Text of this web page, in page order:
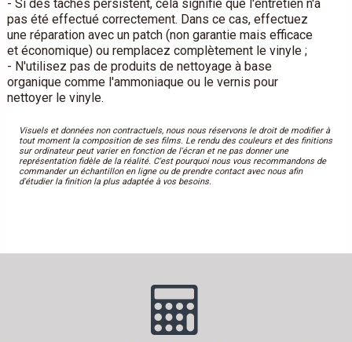
- Si des taches persistent, cela signifie que l'entretien n'a
pas été effectué correctement. Dans ce cas, effectuez
une réparation avec un patch (non garantie mais efficace
et économique) ou remplacez complètement le vinyle ;
- N'utilisez pas de produits de nettoyage à base
organique comme l'ammoniaque ou le vernis pour
nettoyer le vinyle.
Visuels et données non contractuels, nous nous réservons le droit de modifier à
tout moment la composition de ses films. Le rendu des couleurs et des finitions
sur ordinateur peut varier en fonction de l'écran et ne pas donner une
représentation fidèle de la réalité. C'est pourquoi nous vous recommandons de
commander un échantillon en ligne ou de prendre contact avec nous afin
d'étudier la finition la plus adaptée à vos besoins.